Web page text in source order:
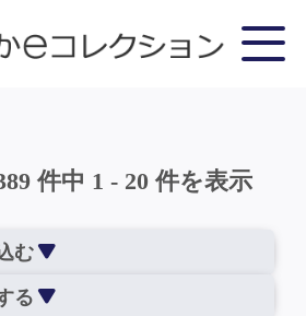
件中 1 - 20 件を表示
む
る